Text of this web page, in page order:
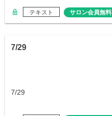
テキスト サロン会員無料
7/29
7/29